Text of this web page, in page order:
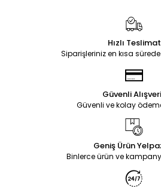
Hızlı Teslimat
Siparişleriniz en kısa
Güvenli
Güvenli ve kolay
Geniş Ürün
Binlerce ürün ve